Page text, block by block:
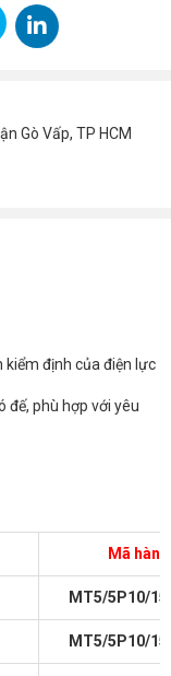
Gò Vấp, TP HCM
định của điện lực
đế, phù hợp với yêu
Mã hàng
MT5/5P10/
MT5/5P10/